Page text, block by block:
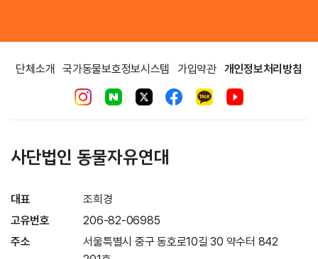
단체소개 국가동물보호정보시스템 가입약관 개인정보처리방침
사단법인 동물자유연대
대표
조희경
고유번호
206-82-06985
주소
서울특별시 중구 동호로10길 30 약수터 842